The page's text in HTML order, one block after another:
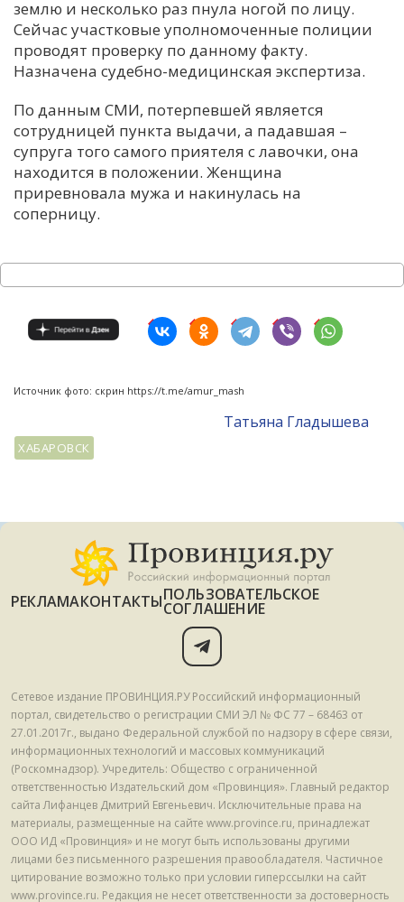
Н
Ч
Я
землю и несколько раз пнула ногой по лицу.
Сейчас участковые уполномоченные полиции
проводят проверку по данному факту.
Назначена судебно-медицинская экспертиза.
По данным СМИ, потерпевшей является
сотрудницей пункта выдачи, а падавшая –
супруга того самого приятеля с лавочки, она
находится в положении. Женщина
приревновала мужа и накинулась на
соперницу.
Источник фото: скрин https://t.me/amur_mash
Татьяна Гладышева
ХАБАРОВСК
РЕКЛАМАКОНТАКТЫПОЛЬЗОВАТЕЛЬСКОЕ
СОГЛАШЕНИЕ
Сетевое издание ПРОВИНЦИЯ.РУ Российский информационный
портал, свидетельство о регистрации СМИ ЭЛ № ФС 77 – 68463 от
27.01.2017г., выдано Федеральной службой по надзору в сфере связи,
информационных технологий и массовых коммуникаций
(Роскомнадзор). Учредитель: Общество с ограниченной
ответственностью Издательский дом «Провинция». Главный редактор
сайта Лифанцев Дмитрий Евгеньевич. Исключительные права на
материалы, размещенные на сайте www.province.ru, принадлежат
ООО ИД «Провинция» и не могут быть использованы другими
лицами без письменного разрешения правообладателя. Частичное
цитирование возможно только при условии гиперссылки на сайт
www.province.ru. Редакция не несет ответственности за достоверность